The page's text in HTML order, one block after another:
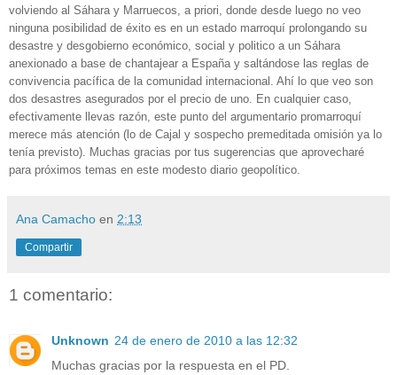
volviendo al Sáhara y Marruecos, a priori, donde desde luego no veo
ninguna posibilidad de éxito es en un estado marroquí prolongando su
desastre y desgobierno económico, social y politico a un Sáhara
anexionado a base de chantajear a España y saltándose las reglas de
convivencia pacífica de la comunidad internacional. Ahí lo que veo son
dos desastres asegurados por el precio de uno. En cualquier caso,
efectivamente llevas razón, este punto del argumentario promarroquí
merece más atención (lo de Cajal y sospecho premeditada omisión ya lo
tenía previsto). Muchas gracias por tus sugerencias que aprovecharé
para próximos temas en este modesto diario geopolítico.
Ana Camacho en 2:13
Compartir
1 comentario:
Unknown 24 de enero de 2010 a las 12:32
Muchas gracias por la respuesta en el PD.